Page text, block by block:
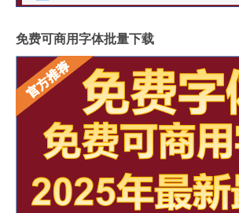
免费可商用字体批量下载